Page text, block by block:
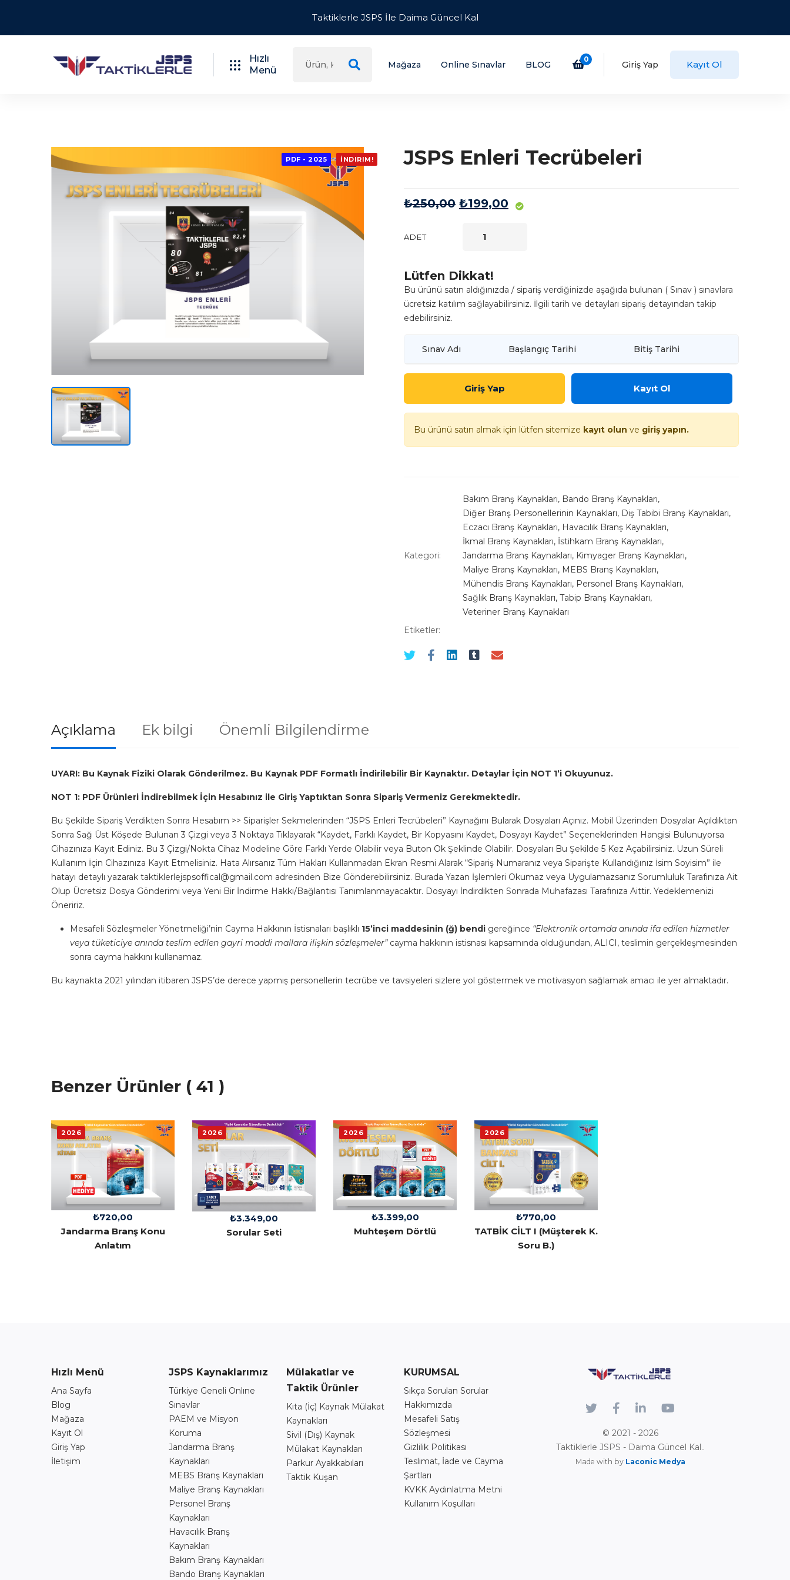
Taktiklerle JSPS İle Daima Güncel Kal
Hızlı
Menü
Mağaza Online Sınavlar BLOG
0
Giriş Yap Kayıt Ol
PDF - 2025 İNDIRIM! JSPS Enleri Tecrübeleri
₺250,00 Orijinal
₺250,00.
₺199,00 Şu
ADET
ENLERI
Lütfen Dikkat!
Bu ürünü satın aldığınızda / sipariş verdiğinizde aşağıda bulunan ( Sınav ) sınavlara
ücretsiz katılım sağlayabilirsiniz. İlgili tarih ve detayları sipariş detayından takip
edebilirsiniz.
Sınav Adı Başlangıç Tarihi Bitiş Tarihi
Giriş Yap Kayıt Ol
Bu ürünü satın almak için lütfen sitemize kayıt olun ve giriş yapın.
Kategori:
Bakım Branş Kaynakları, Bando Branş Kaynakları,
Diğer Branş Personellerinin Kaynakları, Diş Tabibi Branş Kaynakları,
Eczacı Branş Kaynakları, Havacılık Branş Kaynakları,
İkmal Branş Kaynakları, İstihkam Branş Kaynakları,
Jandarma Branş Kaynakları, Kimyager Branş Kaynakları,
Maliye Branş Kaynakları, MEBS Branş Kaynakları,
Mühendis Branş Kaynakları, Personel Branş Kaynakları,
Sağlık Branş Kaynakları, Tabip Branş Kaynakları,
Veteriner Branş Kaynakları
Etiketler:
Açıklama Ek bilgi Önemli Bilgilendirme
UYARI: Bu Kaynak Fiziki Olarak Gönderilmez. Bu Kaynak PDF Formatlı İndirilebilir Bir Kaynaktır. Detaylar İçin NOT 1’i Okuyunuz.
NOT 1: PDF Ürünleri İndirebilmek İçin Hesabınız ile Giriş Yaptıktan Sonra Sipariş Vermeniz Gerekmektedir.
Bu Şekilde Sipariş Verdikten Sonra Hesabım >> Siparişler Sekmelerinden “JSPS Enleri Tecrübeleri” Kaynağını Bularak Dosyaları Açınız. Mobil Üzerinden Dosyalar Açıldıktan
Sonra Sağ Üst Köşede Bulunan 3 Çizgi veya 3 Noktaya Tıklayarak “Kaydet, Farklı Kaydet, Bir Kopyasını Kaydet, Dosyayı Kaydet” Seçeneklerinden Hangisi Bulunuyorsa
Cihazınıza Kayıt Ediniz. Bu 3 Çizgi/Nokta Cihaz Modeline Göre Farklı Yerde Olabilir veya Buton Ok Şeklinde Olabilir. Dosyaları Bu Şekilde 5 Kez Açabilirsiniz. Uzun Süreli
Kullanım İçin Cihazınıza Kayıt Etmelisiniz. Hata Alırsanız Tüm Hakları Kullanmadan Ekran Resmi Alarak “Sipariş Numaranız veya Siparişte Kullandığınız İsim Soyisim” ile
hatayı detaylı yazarak taktiklerlejspsoffical@gmail.com adresinden Bize Gönderebilirsiniz. Burada Yazan İşlemleri Okumaz veya Uygulamazsanız Sorumluluk Tarafınıza Ait
Olup Ücretsiz Dosya Gönderimi veya Yeni Bir İndirme Hakkı/Bağlantısı Tanımlanmayacaktır. Dosyayı İndirdikten Sonrada Muhafazası Tarafınıza Aittir. Yedeklemenizi
Öneririz.
Mesafeli Sözleşmeler Yönetmeliği’nin Cayma Hakkının İstisnaları başlıklı 15’inci maddesinin (ğ) bendi gereğince “Elektronik ortamda anında ifa edilen hizmetler
veya tüketiciye anında teslim edilen gayri maddi mallara ilişkin sözleşmeler”cayma hakkının istisnası kapsamında olduğundan, ALICI, teslimin gerçekleşmesinden
sonra cayma hakkını kullanamaz.
Bu kaynakta 2021 yılından itibaren JSPS’de derece yapmış personellerin tecrübe ve tavsiyeleri sizlere yol göstermek ve motivasyon sağlamak amacı ile yer almaktadır.
Benzer Ürünler ( 41 )
2026
₺720,00
Jandarma Branş Konu
Anlatım
2026
₺3.349,00
Sorular Seti
2026
₺3.399,00
Muhteşem Dörtlü
2026
₺770,00
TATBİK CİLT I (Müşterek K.
Soru B.)
Hızlı Menü
Ana Sayfa
Blog
Mağaza
Kayıt Ol
Giriş Yap
İletişim
JSPS Kaynaklarımız
Türkiye Geneli Onlıne
Sınavlar
PAEM ve Misyon
Koruma
Jandarma Branş
Kaynakları
MEBS Branş Kaynakları
Maliye Branş Kaynakları
Personel Branş
Kaynakları
Havacılık Branş
Kaynakları
Bakım Branş Kaynakları
Bando Branş Kaynakları
Mülakatlar ve
Taktik Ürünler
Kıta (İç) Kaynak Mülakat
Kaynakları
Sivil (Dış) Kaynak
Mülakat Kaynakları
Parkur Ayakkabıları
Taktik Kuşan
KURUMSAL
Sıkça Sorulan Sorular
Hakkımızda
Mesafeli Satış
Sözleşmesi
Gizlilik Politikası
Teslimat, İade ve Cayma
Şartları
KVKK Aydınlatma Metni
Kullanım Koşulları
© 2021 - 2026
Taktiklerle JSPS - Daima Güncel Kal..
Made with by Laconic Medya